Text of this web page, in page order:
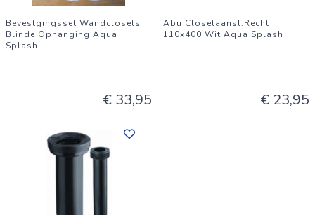
Bevestgingsset Wandclosets
Blinde Ophanging Aqua
Splash
€ 33,95
Abu Closetaansl.Recht
110x400 Wit Aqua Splash
€ 23,95